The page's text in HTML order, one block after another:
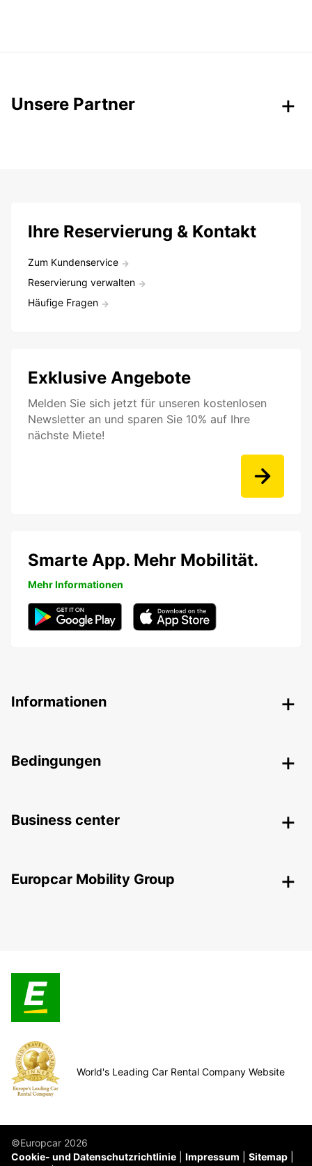
Unsere Partner
Ihre Reservierung & Kontakt
Zum Kundenservice
Reservierung verwalten
Häufige Fragen
Exklusive Angebote
Melden Sie sich jetzt für unseren kostenlosen
Newsletter an und sparen Sie 10% auf Ihre
nächste Miete!
Smarte App. Mehr Mobilität.
Mehr Informationen
Informationen
Bedingungen
Business center
Europcar Mobility Group
World's Leading Car Rental Company Website
©Europcar 2026
Cookie- und Datenschutzrichtlinie
Impressum
Sitemap